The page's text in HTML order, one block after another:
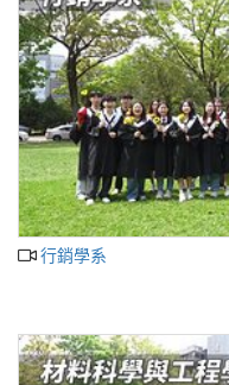
行銷學系